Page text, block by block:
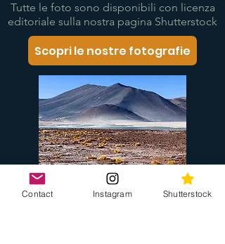
Tutte le foto sono disponibili con licenza
editoriale sulla nostra pagina Shutterstock
Scopri le nostre fotografie
Contact Instagram Shutterstock